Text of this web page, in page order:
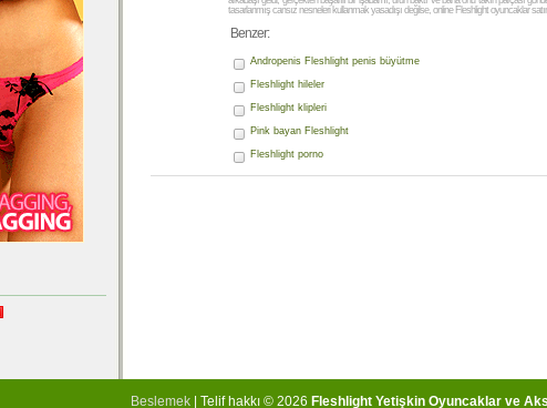
tasarlanmış cansız nesneleri kullanmak yasadışı değilse, online Fleshlight oyuncaklar
Benzer:
Andropenis Fleshlight penis büyütme
Fleshlight hileler
Fleshlight klipleri
Pink bayan Fleshlight
Fleshlight porno
Beslemek | Telif hakkı © 2026 Fleshlight Yetişkin Oyuncaklar ve